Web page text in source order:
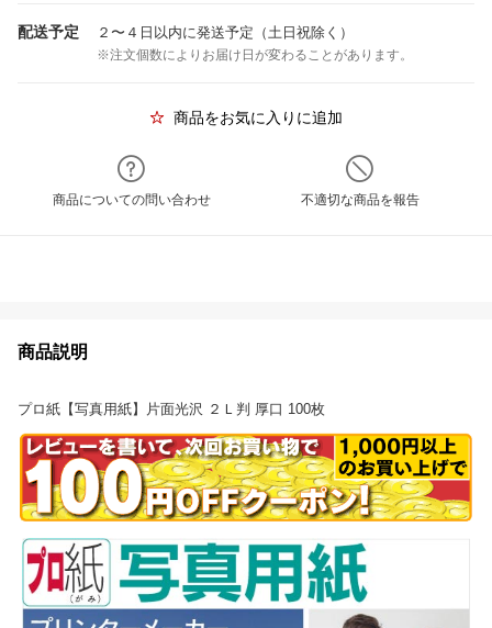
配送予定 ２〜４日以内に発送予定（土日祝除く）
※注文個数によりお届け日が変わることがあります。
商品をお気に入りに追加
商品についての問い合わせ 不適切な商品を報告
商品説明
プロ紙【写真用紙】片面光沢 ２Ｌ判 厚口 100枚